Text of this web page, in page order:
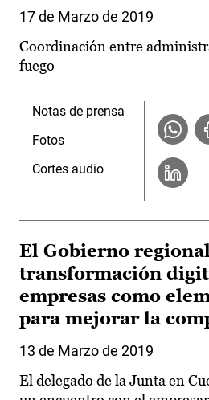
17 de Marzo de 2019
Coordinación entre
fuego
Notas de prensa
Fotos
Cortes audio
El Gobierno
transformación
empresas como
para mejorar la
13 de Marzo de 2019
El delegado de la Junta en